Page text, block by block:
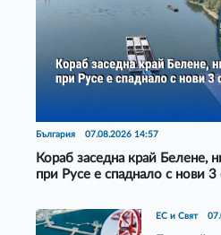
България 07.08.2026 14:57
Кораб заседна край Белене,
при Русе е спаднало с нови 3
ЕС и Свят